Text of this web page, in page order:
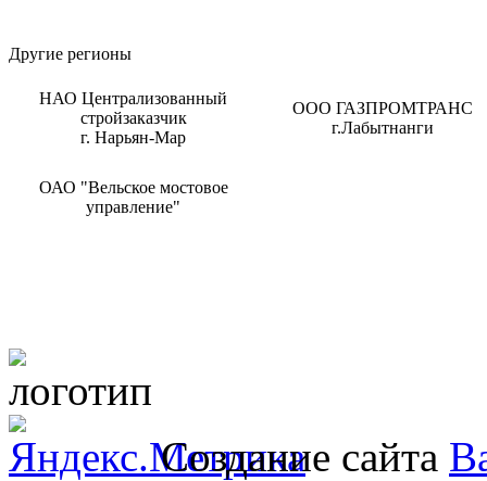
Другие регионы
НАО Централизованный
стройзаказчик
г. Нарьян-Мар
ООО ГАЗПРОМТРАНС
г.Лабытнанги
ОАО "Вельское мостовое
управление"
Создание сайта